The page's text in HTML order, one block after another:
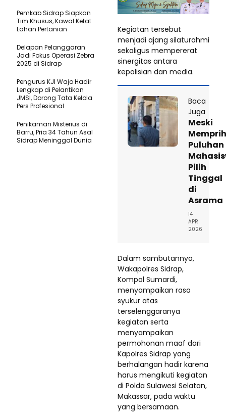
Kegiatan tersebut
menjadi ajang silaturahmi
sekaligus mempererat
sinergitas antara
kepolisian dan media.
Baca
Juga
Meski
Puluhan
Pilih
Tinggal
di
Asrama
14
APR
2026
Dalam sambutannya,
Wakapolres Sidrap,
Kompol Sumardi,
menyampaikan rasa
syukur atas
terselenggaranya
kegiatan serta
menyampaikan
permohonan maaf dari
Kapolres Sidrap yang
berhalangan hadir karena
harus mengikuti kegiatan
di Polda Sulawesi Selatan,
Makassar, pada waktu
yang bersamaan.
Pemkab Sidrap Siapkan
Tim Khusus, Kawal Ketat
Lahan Pertanian
Delapan Pelanggaran
Jadi Fokus Operasi Zebra
2025 di Sidrap
Pengurus KJI Wajo Hadir
Lengkap di Pelantikan
JMSI, Dorong Tata Kelola
Pers Profesional
Penikaman Misterius di
Barru, Pria 34 Tahun Asal
Sidrap Meninggal Dunia